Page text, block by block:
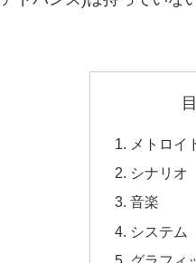
メトロイ
シナリオ
音楽
システム